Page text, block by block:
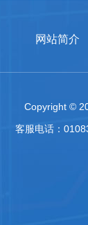
网站简介
Copyright ©
客服电话：